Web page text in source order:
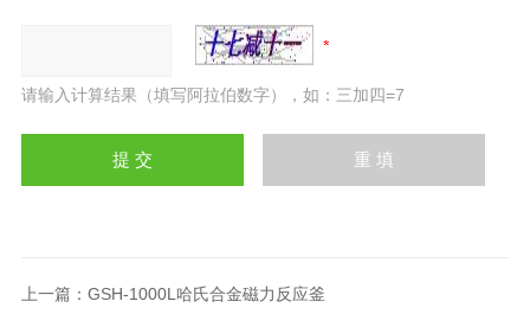
请输入计算结果（填写阿拉伯数字），如：三加四=7
上一篇： GSH-1000L哈氏合金磁力反应釜